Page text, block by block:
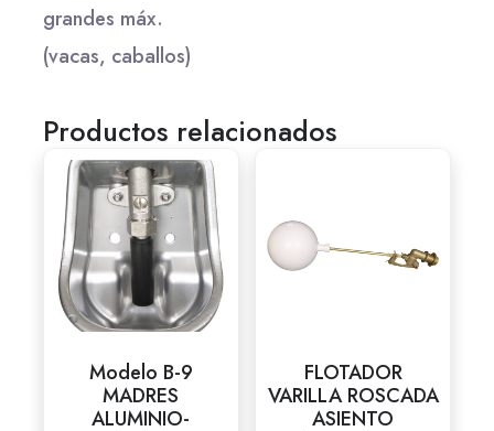
grandes máx.
(vacas, caballos)
Productos relacionados
Modelo B-9
MADRES
ALUMINIO-
FLOTADOR
VARILLA ROSCADA
ASIENTO